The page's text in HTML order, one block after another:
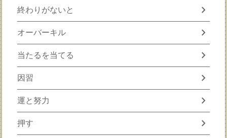
終わりがないと chevron_right
オーバーキル chevron_right
当たるを当てる chevron_right
因習 chevron_right
運と努力 chevron_right
押す chevron_right